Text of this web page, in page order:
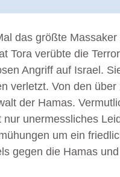
das größte
Tora verübte die
Angriff auf Israel.
verletzt. Von den
der Hamas.
unermessliches
um ein
gegen die Hamas